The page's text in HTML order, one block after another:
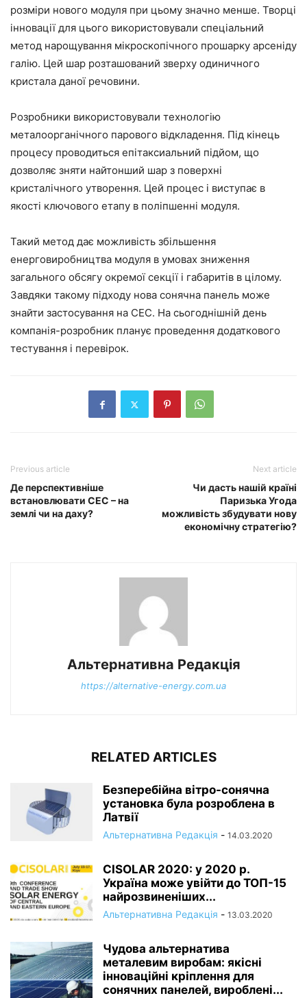
розміри нового модуля при цьому значно менше. Творці
інновації для цього використовували спеціальний
метод нарощування мікроскопічного прошарку арсеніду
галію. Цей шар розташований зверху одиничного
кристала даної речовини.
Розробники використовували технологію
металоорганічного парового відкладення. Під кінець
процесу проводиться епітаксиальний підйом, що
дозволяє зняти найтонший шар з поверхні
кристалічного утворення. Цей процес і виступає в
якості ключового етапу в поліпшенні модуля.
Такий метод дає можливість збільшення
енерговиробництва модуля в умовах зниження
загального обсягу окремої секції і габаритів в цілому.
Завдяки такому підходу нова сонячна панель може
знайти застосування на СЕС. На сьогоднішній день
компанія-розробник планує проведення додаткового
тестування і перевірок.
Previous article
Де перспективніше
встановлювати СЕС – на
землі чи на даху?
Next article
Чи дасть нашій країні
Паризька Угода
можливість збудувати нову
економічну стратегію?
Альтернативна Редакція
https://alternative-energy.com.ua
RELATED ARTICLES
Безперебійна вітро-сонячна
установка була розроблена в
Латвії
Альтернативна Редакція - 14.03.2020
CISOLAR 2020: у 2020 р.
Україна може увійти до ТОП-15
найрозвиненіших...
Альтернативна Редакція - 13.03.2020
Чудова альтернатива
металевим виробам: якісні
інноваційні кріплення для
сонячних панелей, вироблені...